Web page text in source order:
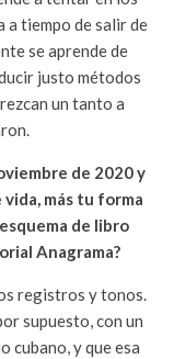
a tiempo de salir de
se aprende de
justo métodos
un tanto a
de 2020 y
más tu forma
de libro
Anagrama?
registros y tonos.
supuesto, con un
cubano, y que esa